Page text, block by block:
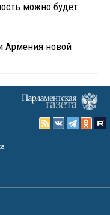
можно будет
Армения новой